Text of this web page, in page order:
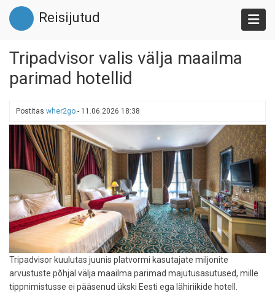
Liigu
edasi
põhisisu
Reisijutud
Tripadvisor valis välja maailma
parimad hotellid
Postitas wher2go - 11.06.2026 18:38
Tripadvisor kuulutas juunis platvormi kasutajate miljonite
arvustuste põhjal välja maailma parimad majutusasutused, mille
tippnimistusse ei pääsenud ükski Eesti ega lähiriikide hotell.